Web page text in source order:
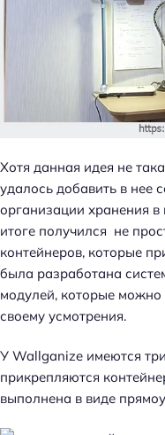
Хотя данная идея не
удалось добавить в нее
организации хранения
итоге получился не
контейнеров, которые
была разработана
модулей, которые можно
своему усмотрения.
У Wallganize имеются
прикрепляются
выполнена в виде